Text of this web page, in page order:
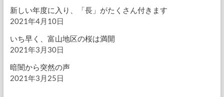
新しい年度に入り、「長」がたくさん付きます
2021年4月10日
いち早く、富山地区の桜は満開
2021年3月30日
暗闇から突然の声
2021年3月25日